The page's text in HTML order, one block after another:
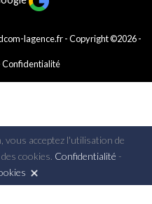
lagence.fr- Copyright ©2026 -
Confidentialité
acceptez l'utilisation de
cookies. Confidentialité -